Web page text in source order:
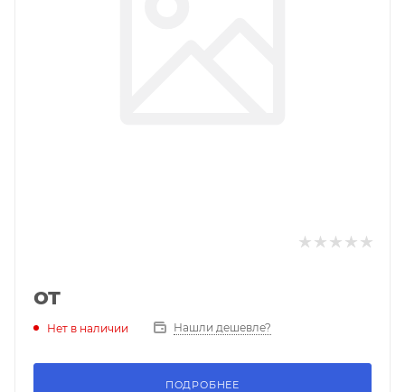
от
Нет в наличии Нашли дешевле?
ПОДРОБНЕЕ